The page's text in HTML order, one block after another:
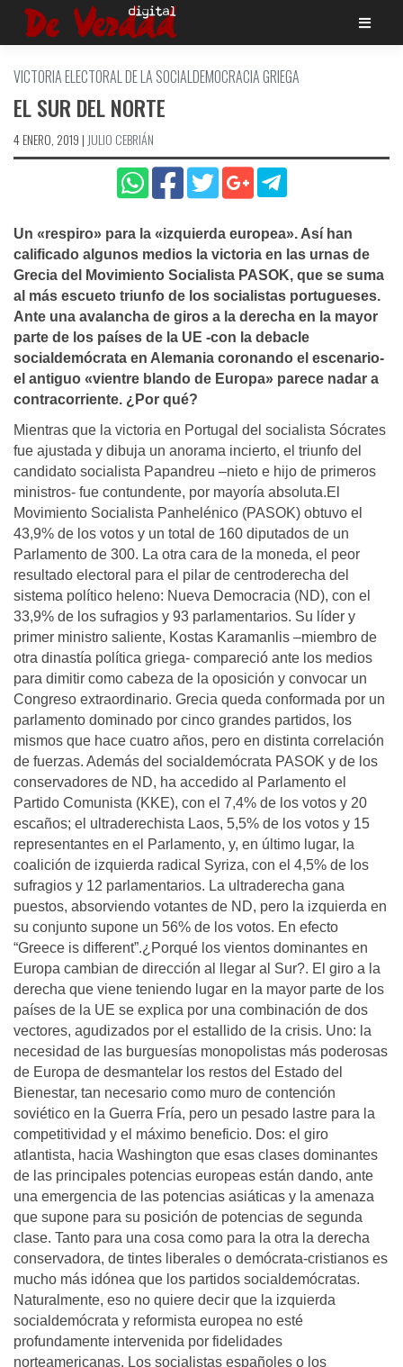
Saltar
VICTORIA ELECTORAL DE LA SOCIALDEMOCRACIA GRIEGA
EL SUR DEL NORTE
4 ENERO, 2019 | JULIO CEBRIÁN
Un «respiro» para la «izquierda europea». Así­ han
calificado algunos medios la victoria en las urnas de
Grecia del Movimiento Socialista PASOK, que se suma
al más escueto triunfo de los socialistas portugueses.
Ante una avalancha de giros a la derecha en la mayor
parte de los paí­ses de la UE -con la debacle
socialdemócrata en Alemania coronando el escenario-
el antiguo «vientre blando de Europa» parece nadar a
contracorriente. ¿Por qué?
Mientras que la victoria en Portugal del socialista Sócrates
fue ajustada y dibuja un anorama incierto, el triunfo del
candidato socialista Papandreu –nieto e hijo de primeros
ministros- fue contundente, por mayoría absoluta.El
Movimiento Socialista Panhelénico (PASOK) obtuvo el
43,9% de los votos y un total de 160 diputados de un
Parlamento de 300. La otra cara de la moneda, el peor
resultado electoral para el pilar de centroderecha del
sistema político heleno: Nueva Democracia (ND), con el
33,9% de los sufragios y 93 parlamentarios. Su líder y
primer ministro saliente, Kostas Karamanlis –miembro de
otra dinastía política griega- compareció ante los medios
para dimitir como cabeza de la oposición y convocar un
Congreso extraordinario. Grecia queda conformada por un
parlamento dominado por cinco grandes partidos, los
mismos que hace cuatro años, pero en distinta correlación
de fuerzas. Además del socialdemócrata PASOK y de los
conservadores de ND, ha accedido al Parlamento el
Partido Comunista (KKE), con el 7,4% de los votos y 20
escaños; el ultraderechista Laos, 5,5% de los votos y 15
representantes en el Parlamento, y, en último lugar, la
coalición de izquierda radical Syriza, con el 4,5% de los
sufragios y 12 parlamentarios. La ultraderecha gana
puestos, absorviendo votantes de ND, pero la izquierda en
su conjunto supone un 56% de los votos. En efecto
“Greece is different”.¿Porqué los vientos dominantes en
Europa cambian de dirección al llegar al Sur?. El giro a la
derecha que viene teniendo lugar en la mayor parte de los
países de la UE se explica por una combinación de dos
vectores, agudizados por el estallido de la crisis. Uno: la
necesidad de las burguesías monopolistas más poderosas
de Europa de desmantelar los restos del Estado del
Bienestar, tan necesario como muro de contención
soviético en la Guerra Fría, pero un pesado lastre para la
competitividad y el máximo beneficio. Dos: el giro
atlantista, hacia Washington que esas clases dominantes
de las principales potencias europeas están dando, ante
una emergencia de las potencias asiáticas y la amenaza
que supone para su posición de potencias de segunda
clase. Tanto para una cosa como para la otra la derecha
conservadora, de tintes liberales o demócrata-cristianos es
mucho más idónea que los partidos socialdemócratas.
Naturalmente, eso no quiere decir que la izquierda
socialdemócrata y reformista europea no esté
profundamente intervenida por fidelidades
norteamericanas. Los socialistas españoles o los